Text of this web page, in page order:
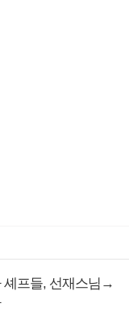
셰프들, 선재스님→